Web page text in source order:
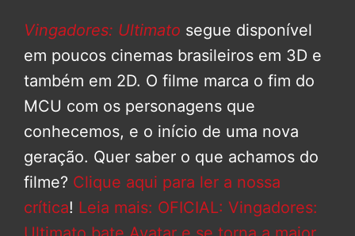
Vingadores: Ultimato segue disponível
em poucos cinemas brasileiros em 3D e
também em 2D. O filme marca o fim do
MCU com os personagens que
conhecemos, e o início de uma nova
geração. Quer saber o que achamos do
filme? Clique aqui para ler a nossa
crítica! Leia mais: OFICIAL: Vingadores: